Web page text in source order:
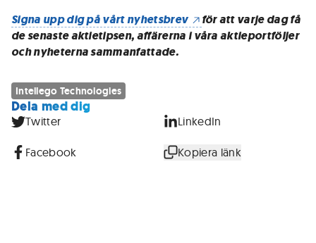
Signa upp dig på vårt nyhetsbrev
för att varje dag få
de senaste aktietipsen, affärerna i våra aktieportföljer
och nyheterna sammanfattade.
Intellego Technologies
Dela med dig
Twitter LinkedIn
Facebook Kopiera länk